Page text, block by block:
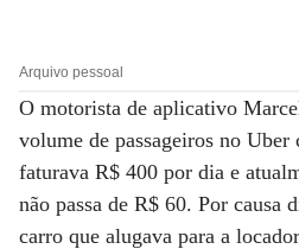
Arquivo pessoal
O motorista de aplicativo
volume de passageiros no Uber
faturava R$ 400 por dia e
não passa de R$ 60. Por causa
carro que alugava para a